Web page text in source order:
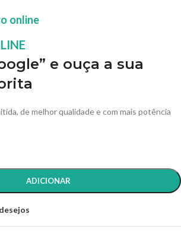
e ouça a sua
de melhor qualidade e com mais potência
ADICIONAR